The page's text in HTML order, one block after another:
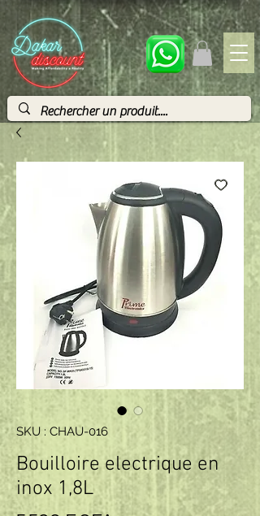
SKU : CHAU-016
Bouilloire electrique en
inox 1,8L